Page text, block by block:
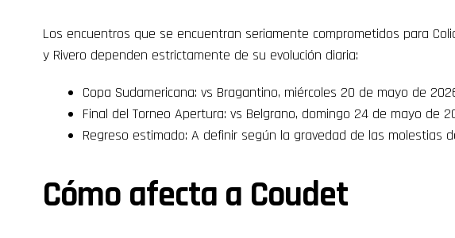
Los encuentros que se encuentran seriamente comprometidos para
y Rivero dependen estrictamente de su evolución diaria:
Copa Sudamericana: vs Bragantino, miércoles 20 de mayo de
Final del Torneo Apertura: vs Belgrano, domingo 24 de mayo de
Regreso estimado: A definir según la gravedad de las molestias
Cómo afecta a Coudet